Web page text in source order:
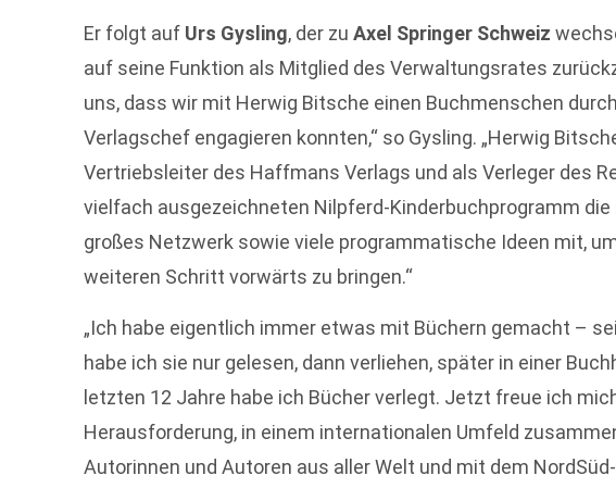
Er folgt auf Urs Gysling, der zuAxel Springer Schweiz
auf seine Funktion als Mitglied des Verwaltungsrates
uns, dass wir mit Herwig Bitsche einen Buchmenschen
Verlagschef engagieren konnten,“ so Gysling. „Herwig
Vertriebsleiter des Haffmans Verlags und als Verleger des
vielfach ausgezeichneten Nilpferd-Kinderbuchprogramm die
großes Netzwerk sowie viele programmatische Ideen mit,
weiteren Schritt vorwärts zu bringen.“
„Ich habe eigentlich immer etwas mit Büchern gemacht –
habe ich sie nur gelesen, dann verliehen, später in einer
letzten 12 Jahre habe ich Bücher verlegt. Jetzt freue ich
Herausforderung, in einem internationalen Umfeld
Autorinnen und Autoren aus aller Welt und mit dem